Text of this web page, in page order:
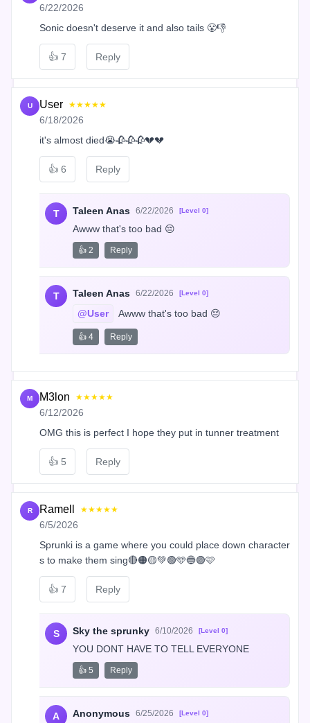
6/22/2026
Sonic doesn't deserve it and also tails 😤👎
👍 7 Reply
U User ★★★★★
6/18/2026
it's almost died😭🥀🥀🥀💔💔
👍 6 Reply
T Taleen Anas 6/22/2026 [Level 0]
Awww that's too bad 😔
👍 2 Reply
T Taleen Anas 6/22/2026 [Level 0]
@User Awww that's too bad 😔
👍 4 Reply
M M3lon ★★★★★
6/12/2026
OMG this is perfect I hope they put in tunner treatment
👍 5 Reply
R Ramell ★★★★★
6/5/2026
Sprunki is a game where you could place down character
s to make them sing🔴🟠🟡💚🟢🩵🔵🟣🩷
👍 7 Reply
S Sky the sprunky 6/10/2026 [Level 0]
YOU DONT HAVE TO TELL EVERYONE
👍 5 Reply
A Anonymous 6/25/2026 [Level 0]